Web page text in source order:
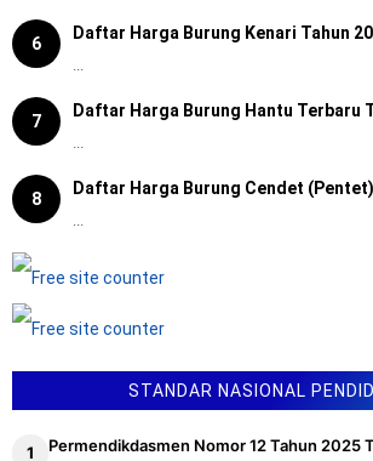
6
Daftar Harga Burung Kenari Tahun
...
7
Daftar Harga Burung Hantu Terbaru
...
8
Daftar Harga Burung Cendet
...
STANDAR NASIONAL
Permendikdasmen Nomor 12 Tahun 2025